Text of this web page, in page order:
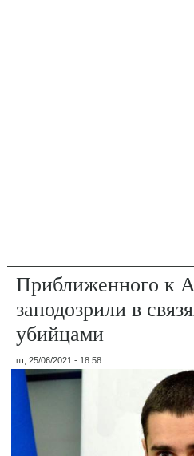
Приближенного к
заподозрили в
убийцами
пт, 25/06/2021 - 18:58